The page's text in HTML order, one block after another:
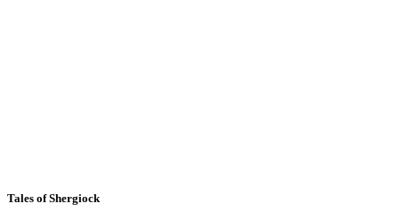
Tales of Shergiock